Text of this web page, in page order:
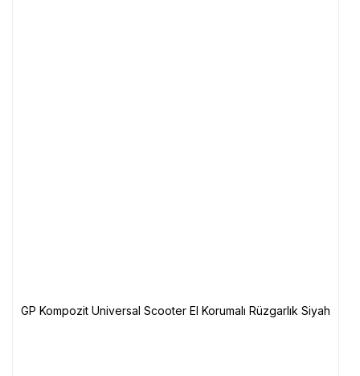
GP Kompozit Universal Scooter El Korumalı Rüzgarlık Siyah